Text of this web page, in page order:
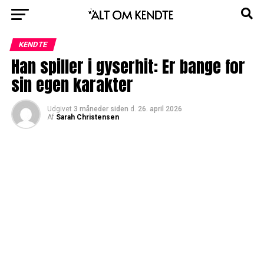
KENDTE
Han spiller i gyserhit: Er bange for
sin egen karakter
Udgivet 3 måneder siden d. 26. april 2026
Af Sarah Christensen